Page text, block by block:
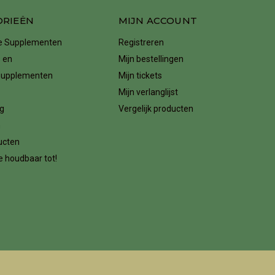
Supplementen
en
houdbaar tot!
MIJN ACCOUNT
Registreren
Mijn bestellingen
Mijn tickets
Mijn verlanglijst
Vergelijk producten